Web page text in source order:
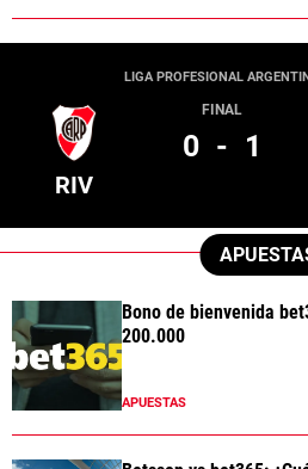
LIGA PROFESIONAL
RIV
FINAL
0 - 1
Bono de bienvenida
200.000
APUESTAS